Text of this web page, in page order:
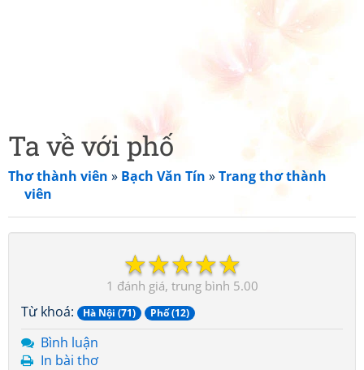
Ta về với phố
Thơ thành viên » Bạch Văn Tín »Trang thơ thành
viên
☆
☆
☆
☆
☆
1 5.00
Từ khoá: Hà Nội (71) Phố (12)
Bình luận
In bài thơ